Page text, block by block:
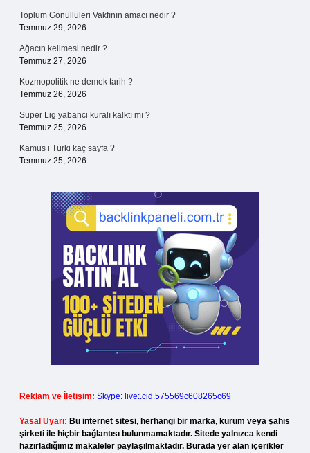
Toplum Gönüllüleri Vakfının amacı nedir ?
Temmuz 29, 2026
Ağacın kelimesi nedir ?
Temmuz 27, 2026
Kozmopolitik ne demek tarih ?
Temmuz 26, 2026
Süper Lig yabanci kuralı kalktı mı ?
Temmuz 25, 2026
Kamus i Türki kaç sayfa ?
Temmuz 25, 2026
Reklam ve İletişim: Skype: live:.cid.575569c608265c69
Yasal Uyarı: Bu internet sitesi, herhangi bir marka, kurum veya şahıs
şirketi ile hiçbir bağlantısı bulunmamaktadır. Sitede yalnızca kendi
hazırladığımız makaleler paylaşılmaktadır. Burada yer alan içerikler